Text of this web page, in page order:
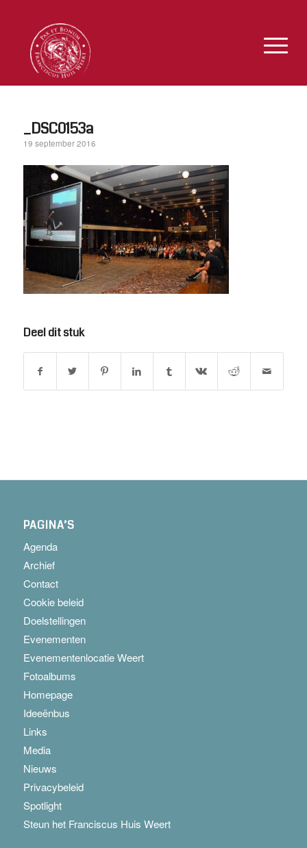
_DSC0153a
19 september 2016
Deel dit stuk
PAGINA’S
Agenda
Archief
Contact
Cookie beleid
Doelstellingen
Evenementen
Evenementenlocatie Weert
Fotoalbums
Homepage
Ideeënbus
Links
Media
Nieuws
Privacybeleid
Spotlight
Steun het Franciscus Huis Weert